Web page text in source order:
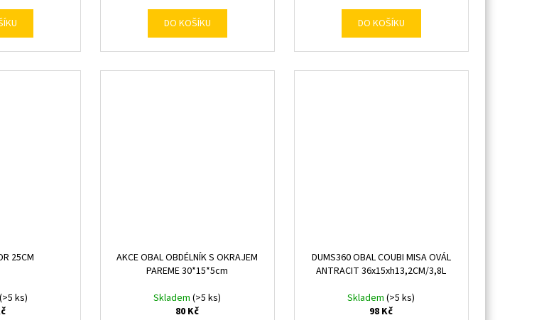
DO KOŠÍKU DO KOŠÍKU
25CM
(>5 ks)
AKCE OBAL OBDÉLNÍK S OKRAJEM
PAREME 30*15*5cm
Skladem(>5 ks)
80 Kč
DUMS360 OBAL COUBI MISA OVÁL
ANTRACIT 36x15xh13,2CM/3,8L
Skladem(>5 ks)
98 Kč